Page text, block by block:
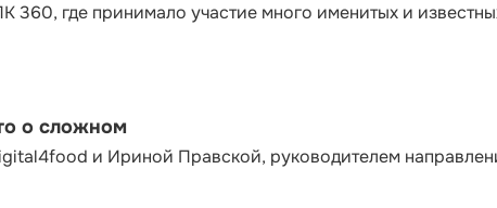
где принимало участие много именитых и
о сложном
и Ириной Правской, руководителем